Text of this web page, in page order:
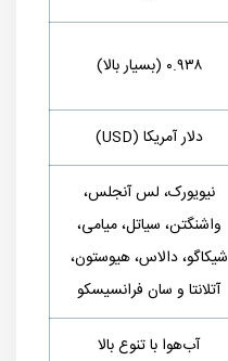
۰.۹۳۸ (بسیار بالا)
دلار آمریکا (USD
)
نیویورک، لس آنجلس،
واشنگتن، سیاتل، میامی،
شیکاگو، دالاس، هیوستون،
آتلانتا و سان فرانسیسکو
آب‌هوا با تنوع بالا